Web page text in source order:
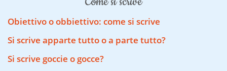
Obiettivo o obbiettivo: come si scrive
Si scrive apparte tutto o a parte tutto?
Si scrive goccie o gocce?